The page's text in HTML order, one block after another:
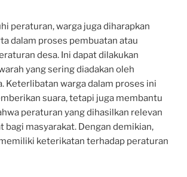
peraturan, warga juga diharapkan
dalam proses pembuatan atau
desa. Ini dapat dilakukan
yang sering diadakan oleh
Keterlibatan warga dalam proses ini
suara, tetapi juga membantu
peraturan yang dihasilkan relevan
bagi masyarakat. Dengan demikian,
keterikatan terhadap peraturan